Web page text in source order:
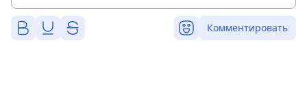
Комментировать